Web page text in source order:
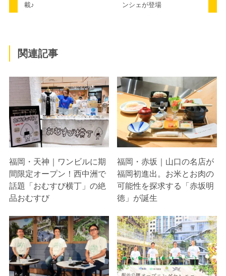
載♪ ンシェが登場
関連記事
福岡・天神｜ワンビルに期
間限定オープン！西中洲で
話題「おむすび横丁」の絶
品おむすび
福岡・赤坂｜山口の名店が
福岡初進出。お米とお肉の
可能性を探求する「赤坂明
徳」が誕生